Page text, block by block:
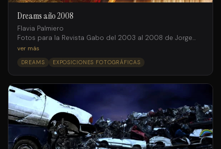
Dreams año 2008
Flavia Palmiero
Fotos para la Revista Gabo del 2003 al 2008 de Jorge
Salto intervenidas digitalmente por Facundo Iglesias
ver más
DREAMS EXPOSICIONES FOTOGRÁFICAS